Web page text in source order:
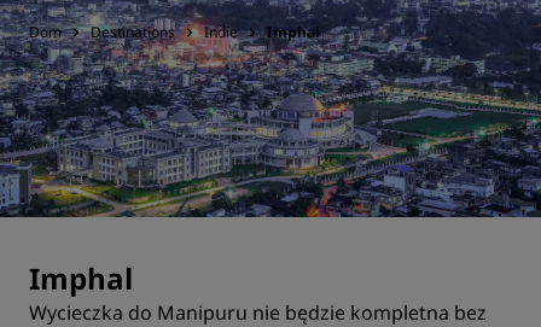
Dom Destinations Indie Imphal
Imphal
Wycieczka do Manipuru nie będzie kompletna bez